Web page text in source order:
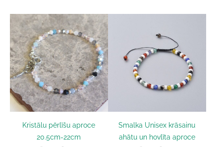
Kristālu pērlīšu aproce
20.5cm-22cm
Smalka Unisex krāsainu
ahātu un hovlīta aproce